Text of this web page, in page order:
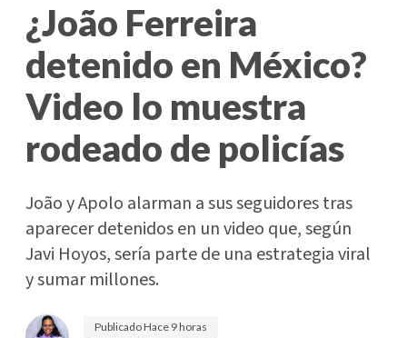
¿João Ferreira
detenido en México?
Video lo muestra
rodeado de policías
João y Apolo alarman a sus seguidores tras
aparecer detenidos en un video que, según
Javi Hoyos, sería parte de una estrategia viral
y sumar millones.
PublicadoHace 9 horas